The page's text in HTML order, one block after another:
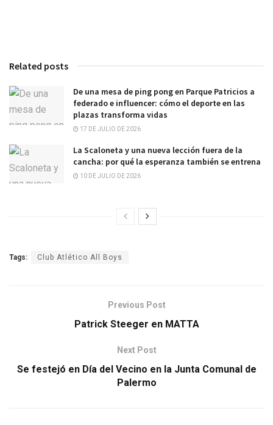
Related posts
De una mesa de ping pong en Parque Patricios a
federado e influencer: cómo el deporte en las
plazas transforma vidas
17 DE JULIO DE 2026
La Scaloneta y una nueva lección fuera de la
cancha: por qué la esperanza también se entrena
10 DE JULIO DE 2026
Tags: Club Atlético All Boys
Previous Post
Patrick Steeger en MATTA
Next Post
Se festejó en Día del Vecino en la Junta Comunal de
Palermo